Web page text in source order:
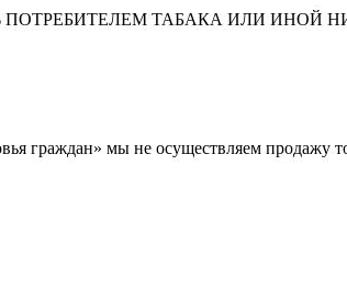
ТАБАКА ИЛИ ИНОЙ
граждан» мы не осуществляем продажу